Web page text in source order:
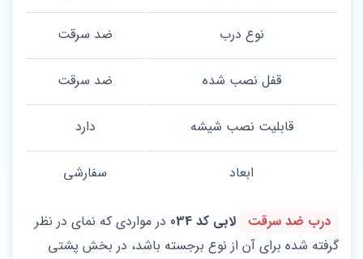
نوع درب ضد سرقت
قفل نصب شده ضد سرقت
قابلیت نصب شیشه دارد
ابعاد سفارشی
درب ضد سرقت لابی کد 034
در مواردی که نمای در نظر
گرفته شده برای آن از نوع برجسته باشد، در بخش پشتی